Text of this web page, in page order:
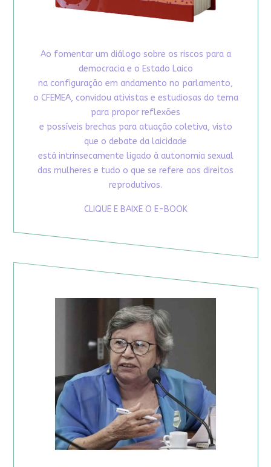
Ao fomentar um diálogo sobre os riscos para a
democracia e o Estado Laico
na configuração em andamento no parlamento,
o CFEMEA, convidou ativistas e estudiosas do tema
para propor reflexões
e possíveis brechas para atuação coletiva, visto
que o debate da laicidade
está intrinsecamente ligado à autonomia sexual
das mulheres e tudo o que se refere aos direitos
reprodutivos.
CLIQUE E BAIXE O E-BOOK